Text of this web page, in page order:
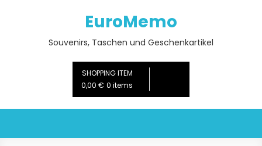
EuroMemo
Souvenirs, Taschen und Geschenkartikel
SHOPPING ITEM
0,00 € 0 items